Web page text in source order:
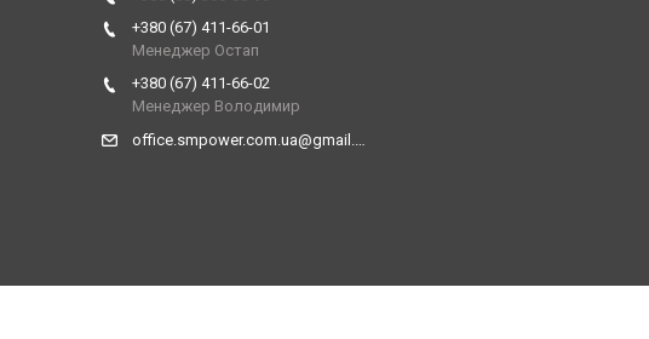
+380 (67) 411-66-01
Менеджер Остап
+380 (67) 411-66-02
Менеджер Володимир